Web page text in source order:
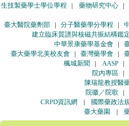
生技製藥學士學位學程 | 藥物研究中心 |
臺大醫院藥劑部 | 分子醫藥學分學程 |
建立臨床質譜與核磁共振結構鑑
中華景康藥學基金會 |
臺大藥學北美校友會 | 臺灣藥學會 |
楓城新聞 | AASP |
院內專區 |
陳瑞龍教授醫
院徽／院歌 |
CRPD資訊網 |
國際藥政法
臺大藥園
|